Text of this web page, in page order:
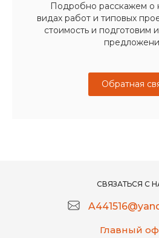
Подробно расскажем о
видах работ и типовых
стоимость и подготовим
Обратная
СВЯЗАТЬСЯ С
Главный